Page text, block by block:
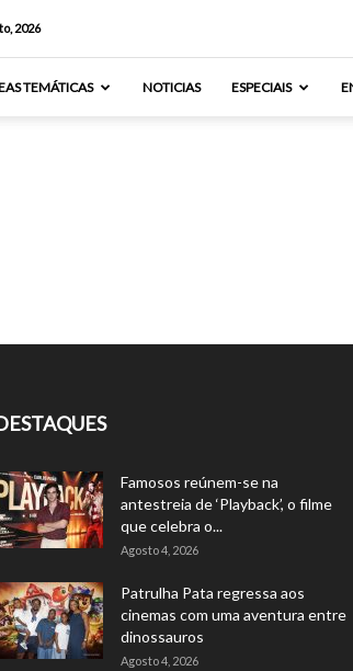
2026
TEMÁTICAS NOTICIAS ESPECIAIS
Famosos reúnem-se na
antestreia de ‘Playback’, o filme
que celebra o...
Agosto 4, 2026
Patrulha Pata regressa aos
cinemas com uma aventura entre
dinossauros
Agosto 4, 2026